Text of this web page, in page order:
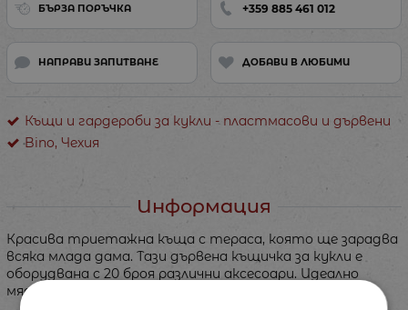
БЪРЗА ПОРЪЧКА +359 885 461 012
НАПРАВИ ЗАПИТВАНЕ ДОБАВИ В ЛЮБИМИ
Къщи и гардероби за кукли - пластмасови и дървени
Bino, Чехия
Информация
Красива триетажна къща с тераса, която ще зарадва
всяка млада дама. Тази дървена къщичка за кукли е
оборудвана с 20 броя различни аксесоари. Идеално
място за игра и съхранение на кукли.